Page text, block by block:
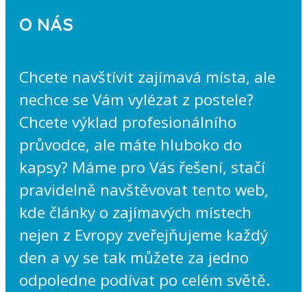
O NÁS
Chcete navštívit zajímavá místa, ale
nechce se Vám vylézat z postele?
Chcete výklad profesionálního
průvodce, ale máte hluboko do
kapsy? Máme pro Vás řešení, stačí
pravidelně navštěvovat tento web,
kde články o zajímavých místech
nejen z Evropy zveřejňujeme každý
den a vy se tak můžete za jedno
odpoledne podívat po celém světě.